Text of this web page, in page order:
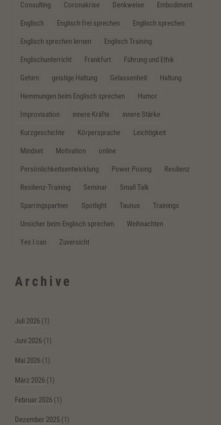
Consulting Coronakrise Denkweise Embodiment
Englisch Englisch frei sprechen Englisch sprechen
Englisch sprechen lernen Englisch Training
Englischunterricht Frankfurt Führung und Ethik
Gehirn geistige Haltung Gelassenheit Haltung
Hemmungen beim Englisch sprechen Humor
Improvisation innere Kräfte innere Stärke
Kurzgeschichte Körpersprache Leichtigkeit
Mindset Motivation online
Persönlichkeitsentwicklung Power Posing Resilienz
Resilienz-Training Seminar Small Talk
Sparringspartner Spotlight Taunus Trainings
Unsicher beim Englisch sprechen Weihnachten
Yes I can Zuversicht
Archive
Juli 2026 (1)
Juni 2026 (1)
Mai 2026 (1)
März 2026 (1)
Februar 2026 (1)
Dezember 2025 (1)